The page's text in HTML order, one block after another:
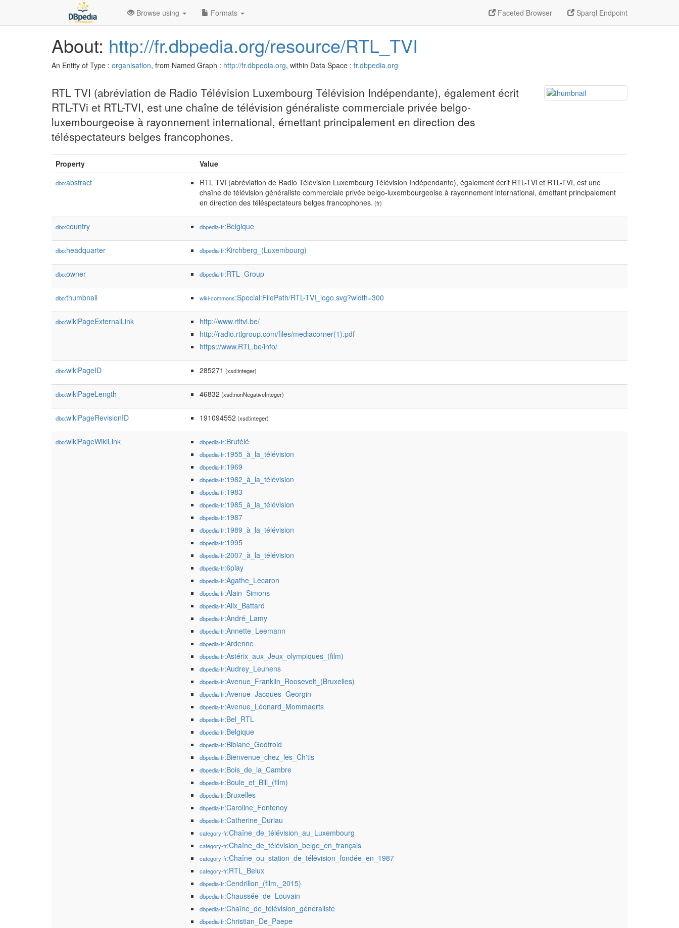
Faceted Browser Sparql Endpoint
Browse using Formats
About: http://fr.dbpedia.org/resource/RTL_TVI
An Entity of Type : organisation, from Named Graph : http://fr.dbpedia.org, within Data Space : fr.dbpedia.org
RTL TVI (abréviation de Radio Télévision Luxembourg Télévision Indépendante), également écrit
RTL-TVi et RTL-TVI, est une chaîne de télévision généraliste commerciale privée belgo-
luxembourgeoise à rayonnement international, émettant principalement en direction des
téléspectateurs belges francophones.
Property Value
dbo:abstract
RTL TVI (abréviation de Radio Télévision Luxembourg Télévision Indépendante), également écrit RTL-TVi et RTL-TVI, est une
chaîne de télévision généraliste commerciale privée belgo-luxembourgeoise à rayonnement international, émettant principalement
en direction des téléspectateurs belges francophones. (fr)
dbo:country dbpedia-fr:Belgique
dbo:headquarter dbpedia-fr:Kirchberg_(Luxembourg)
dbo:owner dbpedia-fr:RTL_Group
dbo:thumbnail wiki-commons:Special:FilePath/RTL-TVI_logo.svg?width=300
dbo:wikiPageExternalLink
http://www.rtltvi.be/
http://radio.rtlgroup.com/files/mediacorner(1).pdf
https://www.RTL.be/info/
dbo:wikiPageID 285271 (xsd:integer)
dbo:wikiPageLength 46832 (xsd:nonNegativeInteger)
dbo:wikiPageRevisionID 191094552 (xsd:integer)
dbo:wikiPageWikiLink dbpedia-fr:Brutélé
dbpedia-fr:1955_à_la_télévision
dbpedia-fr:1969
dbpedia-fr:1982_à_la_télévision
dbpedia-fr:1983
dbpedia-fr:1985_à_la_télévision
dbpedia-fr:1987
dbpedia-fr:1989_à_la_télévision
dbpedia-fr:1995
dbpedia-fr:2007_à_la_télévision
dbpedia-fr:6play
dbpedia-fr:Agathe_Lecaron
dbpedia-fr:Alain_Simons
dbpedia-fr:Alix_Battard
dbpedia-fr:André_Lamy
dbpedia-fr:Annette_Leemann
dbpedia-fr:Ardenne
dbpedia-fr:Astérix_aux_Jeux_olympiques_(film)
dbpedia-fr:Audrey_Leunens
dbpedia-fr:Avenue_Franklin_Roosevelt_(Bruxelles)
dbpedia-fr:Avenue_Jacques_Georgin
dbpedia-fr:Avenue_Léonard_Mommaerts
dbpedia-fr:Bel_RTL
dbpedia-fr:Belgique
dbpedia-fr:Bibiane_Godfroid
dbpedia-fr:Bienvenue_chez_les_Ch'tis
dbpedia-fr:Bois_de_la_Cambre
dbpedia-fr:Boule_et_Bill_(film)
dbpedia-fr:Bruxelles
dbpedia-fr:Caroline_Fontenoy
dbpedia-fr:Catherine_Duriau
category-fr:Chaîne_de_télévision_au_Luxembourg
category-fr:Chaîne_de_télévision_belge_en_français
category-fr:Chaîne_ou_station_de_télévision_fondée_en_1987
category-fr:RTL_Belux
dbpedia-fr:Cendrillon_(film,_2015)
dbpedia-fr:Chaussée_de_Louvain
dbpedia-fr:Chaîne_de_télévision_généraliste
dbpedia-fr:Christian_De_Paepe